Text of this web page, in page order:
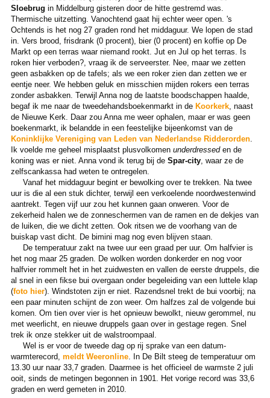
Sloebrug in Middelburg gisteren door de hitte gestremd was.
Thermische uitzetting. Vanochtend gaat hij echter weer open. 's
Ochtends is het nog 27 graden rond het middaguur. We lopen de stad
in. Vers brood, frisdrank (0 procent), bier (0 procent) en koffie op De
Markt op een terras waar niemand rookt. Jut en Jul op het terras. Is
roken hier verboden?, vraag ik de serveerster. Nee, maar we zetten
geen asbakken op de tafels; als we een roker zien dan zetten we er
eentje neer. We hebben geluk en misschien mijden rokers een terras
zonder asbakken. Terwijl Anna nog de laatste boodschappen haalde,
begaf ik me naar de tweedehandsboekenmarkt in de Koorkerk, naast
de Nieuwe Kerk. Daar zou Anna me weer ophalen, maar er was geen
boekenmarkt, ik belandde in een feestelijke bijeenkomst van de
Koninklijke Vereniging van Leden van Nederlandse Ridderorden.
Ik voelde me geheel misplaatst plusvolkomen underdresseden de
koning was er niet. Anna vond ik terug bij de Spar-city, waar ze de
zelfscankassa had weten te ontregelen.
Vanaf het middaguur begint er bewolking over te trekken. Na twee
uur is die al een stuk dichter, terwijl een verkoelende noordwestenwind
aantrekt. Tegen vijf uur zou het kunnen gaan onweren. Voor de
zekerheid halen we de zonneschermen van de ramen en de dekjes van
de luiken, die we dicht zetten. Ook ritsen we de voorhang van de
buiskap vast dicht. De bimini mag nog even blijven staan.
De temperatuur zakt na twee uur een graad per uur. Om halfvier is
het nog maar 25 graden. De wolken worden donkerder en nog voor
halfvier rommelt het in het zuidwesten en vallen de eerste druppels, die
al snel in een fikse bui overgaan onder begeleiding van een luttele klap
(foto hier). Windstoten zijn er niet. Razendsnel trekt de bui voorbij; na
een paar minuten schijnt de zon weer. Om halfzes zal de volgende bui
komen. Om tien over vier is het opnieuw bewolkt, nieuw gerommel, nu
met weerlicht, en nieuwe druppels gaan over in gestage regen. Snel
trek ik onze stekker uit de walstroompaal.
Wel is er voor de tweede dag op rij sprake van een datum-
warmterecord, meldt Weeronline. In De Bilt steeg de temperatuur om
13.30 uur naar 33,7 graden. Daarmee is het officieel de warmste 2 juli
ooit, sinds de metingen begonnen in 1901. Het vorige record was 33,6
graden en werd gemeten in 2010.